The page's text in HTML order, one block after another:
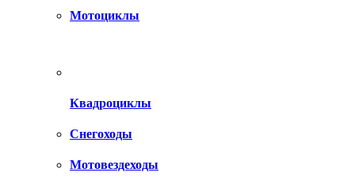
Мотоциклы
Квадроциклы
Снегоходы
Мотовездеходы